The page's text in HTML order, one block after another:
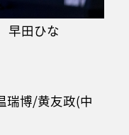
早田ひな
瑞博/黄友政(中